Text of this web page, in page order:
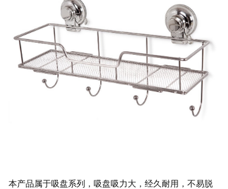
本产品属于吸盘系列，吸盘吸力大，经久耐用，不易脱